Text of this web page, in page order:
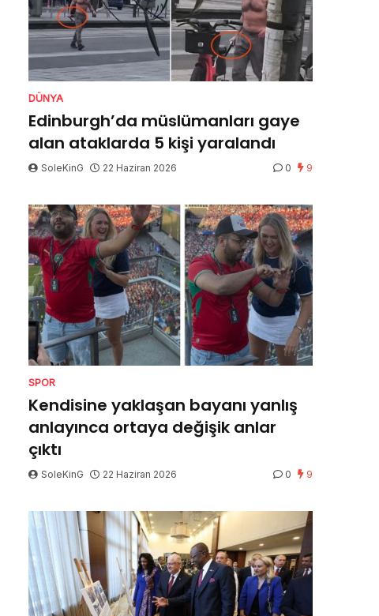
DÜNYA
Edinburgh’da müslümanları gaye
alan ataklarda 5 kişi yaralandı
SoleKinG 22 Haziran 2026 0 9
SPOR
Kendisine yaklaşan bayanı yanlış
anlayınca ortaya değişik anlar
çıktı
SoleKinG 22 Haziran 2026 0 9